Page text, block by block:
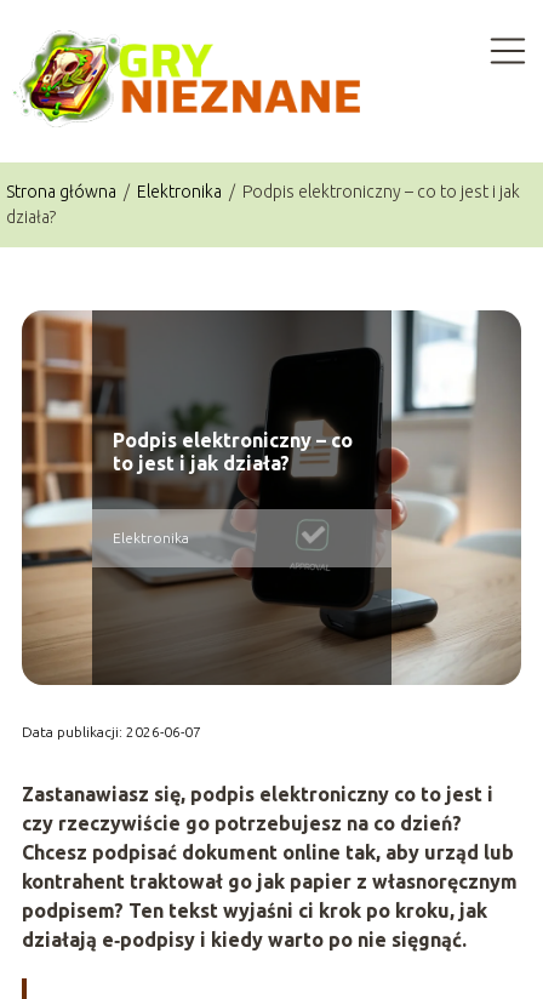
Strona główna / Elektronika / Podpis elektroniczny – co to jest i jak
działa?
Podpis elektroniczny – co
to jest i jak działa?
Elektronika
Data publikacji: 2026-06-07
Zastanawiasz się, podpis elektroniczny co to jesti
czy rzeczywiście go potrzebujesz na co dzień?
Chcesz podpisać dokument online tak, aby urząd lub
kontrahent traktował go jak papier z własnoręcznym
podpisem? Ten tekst wyjaśni ci krok po kroku, jak
działają e‑podpisy i kiedy warto po nie sięgnąć.